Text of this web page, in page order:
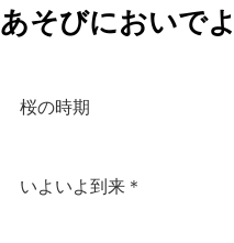
あそびにおいで
桜の時期
いよいよ到来＊